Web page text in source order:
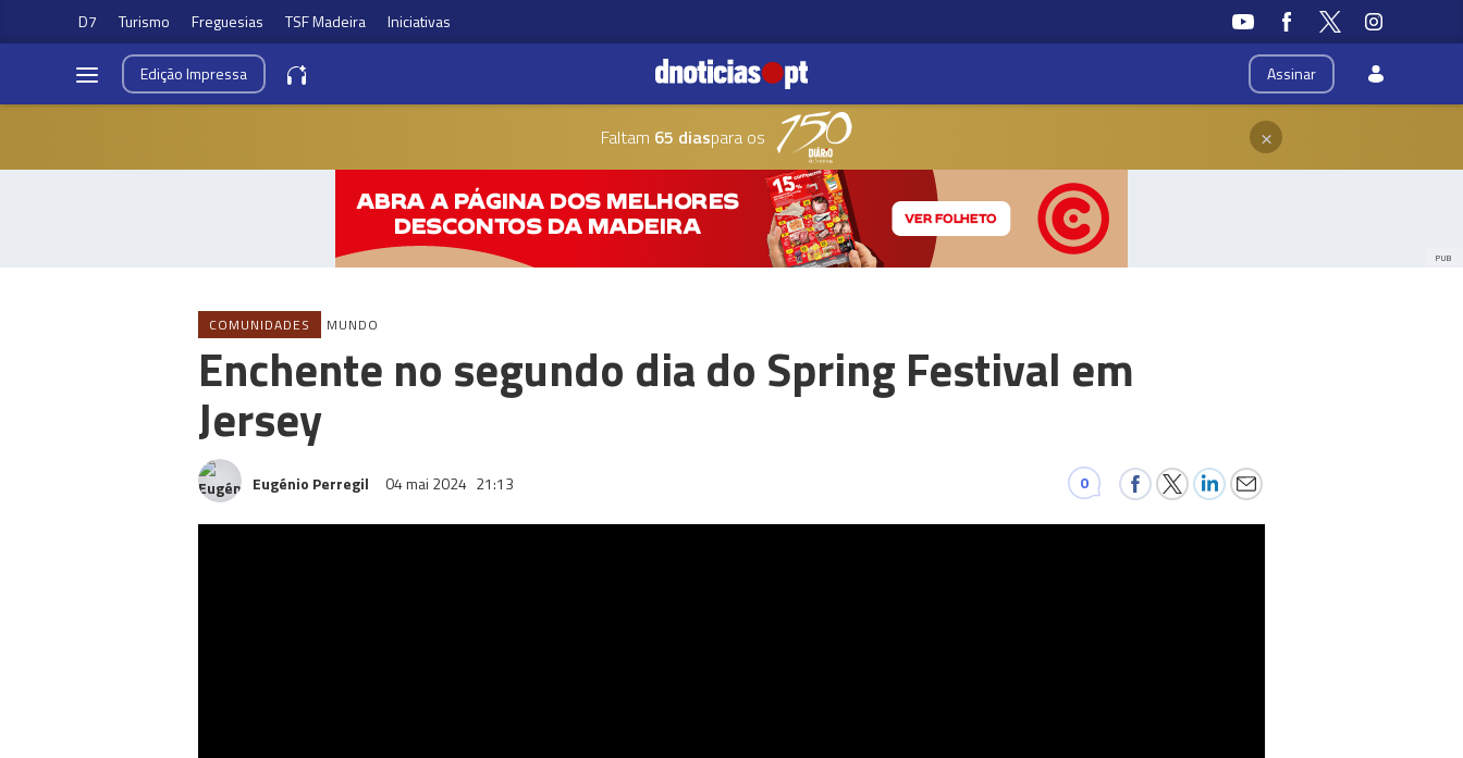
D7 Turismo Freguesias TSF Madeira Iniciativas
Assinar
EdiçãoImpressa
Faltam 65 diaspara os ×
PUB
COMUNIDADES MUNDO
Enchente no segundo dia do Spring Festival em
Jersey
Eugénio Perregil 04 mai 2024 21:13 0